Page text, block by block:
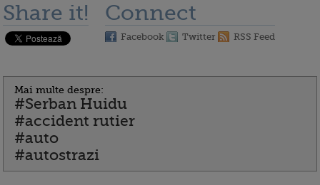
Share it! Connect
Facebook Twitter RSS Feed
Mai multe despre:
#Serban Huidu
#accident rutier
#auto
#autostrazi